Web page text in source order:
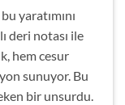
yaratımını
deri notası ile
hem cesur
sunuyor. Bu
bir unsurdu.